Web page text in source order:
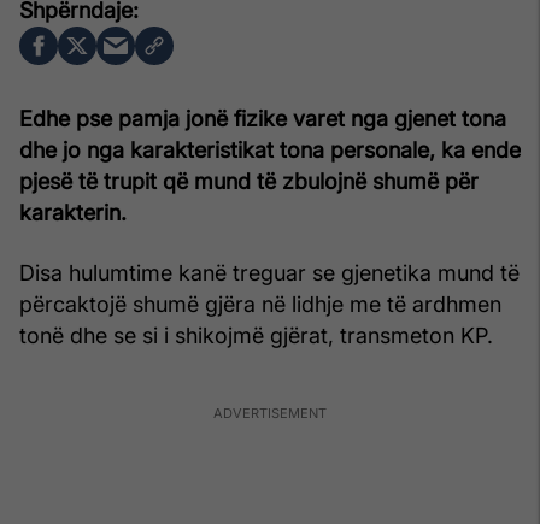
Edhe pse pamja jonë fizike varet nga gjenet tona
dhe jo nga karakteristikat tona personale, ka ende
pjesë të trupit që mund të zbulojnë shumë për
karakterin.
Disa hulumtime kanë treguar se gjenetika mund të
përcaktojë shumë gjëra në lidhje me të ardhmen
tonë dhe se si i shikojmë gjërat, transmeton KP.